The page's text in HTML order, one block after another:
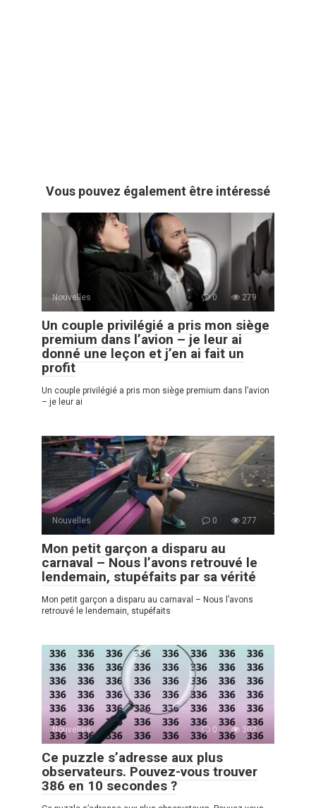
Vous pouvez également être intéressé
Nouvelles 0 279
Un couple privilégié a pris mon siège
premium dans l’avion – je leur ai
donné une leçon et j’en ai fait un
profit
Un couple privilégié a pris mon siège premium dans l’avion
– je leur ai
Nouvelles 0 277
Mon petit garçon a disparu au
carnaval – Nous l’avons retrouvé le
lendemain, stupéfaits par sa vérité
Mon petit garçon a disparu au carnaval – Nous l’avons
retrouvé le lendemain, stupéfaits
Nouvelles 0 302
Ce puzzle s’adresse aux plus
observateurs. Pouvez-vous trouver
386 en 10 secondes ?